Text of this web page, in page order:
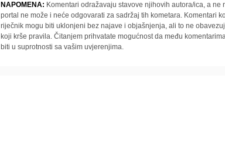
NAPOMENA: Komentari odražavaju stavove njihovih autora/ica, a ne
portal ne može i neće odgovarati za sadržaj tih kometara. Komentari
riječnik mogu biti uklonjeni bez najave i objašnjenja, ali to ne
koji krše pravila. Čitanjem prihvatate mogućnost da među
biti u suprotnosti sa vašim uvjerenjima.